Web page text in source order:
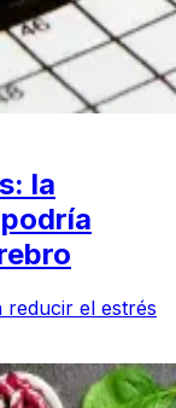
la
reducir el estrés